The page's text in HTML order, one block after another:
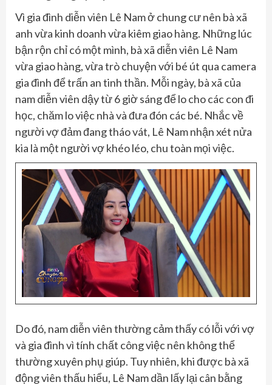
Vì gia đình diễn viên Lê Nam ở chung cư nên bà xã
anh vừa kinh doanh vừa kiêm giao hàng. Những lúc
bận rộn chỉ có một mình, bà xã diễn viên Lê Nam
vừa giao hàng, vừa trò chuyện với bé út qua camera
gia đình để trấn an tinh thần. Mỗi ngày, bà xã của
nam diễn viên dậy từ 6 giờ sáng để lo cho các con đi
học, chăm lo việc nhà và đưa đón các bé. Nhắc về
người vợ đảm đang tháo vát, Lê Nam nhận xét nửa
kia là một người vợ khéo léo, chu toàn mọi việc.
Do đó, nam diễn viên thường cảm thấy có lỗi với vợ
và gia đình vì tính chất công việc nên không thể
thường xuyên phụ giúp. Tuy nhiên, khi được bà xã
động viên thấu hiểu, Lê Nam dần lấy lại cân bằng